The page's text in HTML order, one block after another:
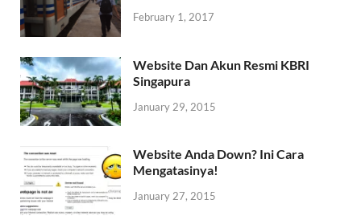
February 1, 2017
Website Dan Akun Resmi KBRI
Singapura
January 29, 2015
Website Anda Down? Ini Cara
Mengatasinya!
January 27, 2015